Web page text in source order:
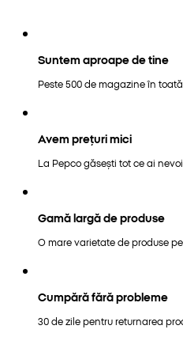
Suntem aproape de tine
Peste 500 de magazine în toată
Avem prețuri mici
La Pepco găsești tot ce ai
Gamă largă de produse
O mare varietate de produse
Cumpără fără probleme
30 de zile pentru returnarea